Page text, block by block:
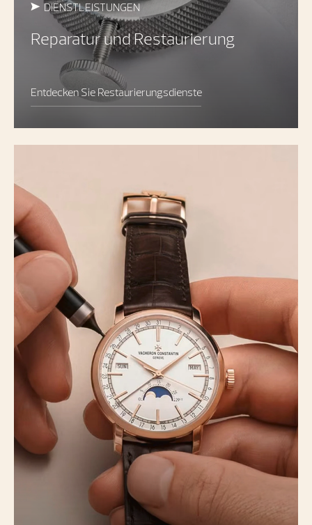
DIENSTLEISTUNGEN
Reparatur und Restaurierung
Entdecken Sie Restaurierungsdienste